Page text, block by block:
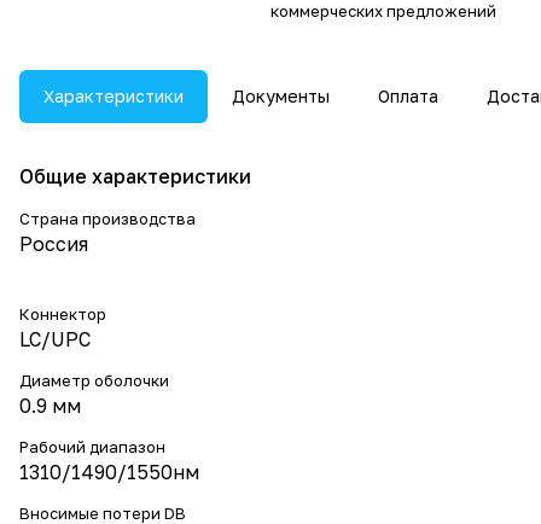
коммерческих предложений
Характеристики Документы Оплата
Общие характеристики
Страна производства
Россия
Коннектор
LC/UPC
Диаметр оболочки
0.9 мм
Рабочий диапазон
1310/1490/1550нм
Вносимые потери DB